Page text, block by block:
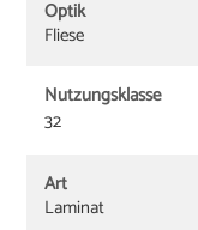
Optik
Fliese
Nutzungsklasse
32
Art
Laminat